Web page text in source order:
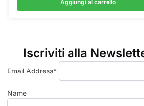
Aggiungi al carrello
Iscriviti alla
Email Address*
Name